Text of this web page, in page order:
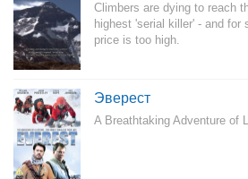
Climbers are dying to reach
highest 'serial killer' - and for
price is too high.
Эверест
A Breathtaking Adventure of